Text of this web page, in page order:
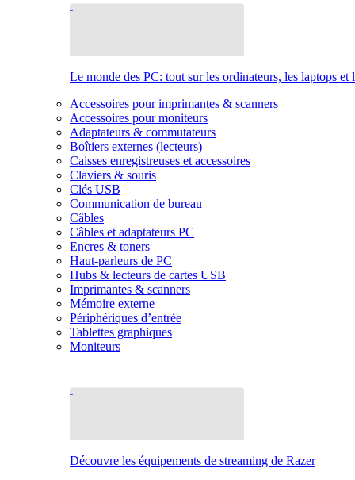
Le monde des PC: tout sur les ordinateurs, les laptops et
Accessoires pour imprimantes & scanners
Accessoires pour moniteurs
Adaptateurs & commutateurs
Boîtiers externes (lecteurs)
Caisses enregistreuses et accessoires
Claviers & souris
Clés USB
Communication de bureau
Câbles
Câbles et adaptateurs PC
Encres & toners
Haut-parleurs de PC
Hubs & lecteurs de cartes USB
Imprimantes & scanners
Mémoire externe
Périphériques d’entrée
Tablettes graphiques
Moniteurs
Découvre les équipements de streaming de Razer